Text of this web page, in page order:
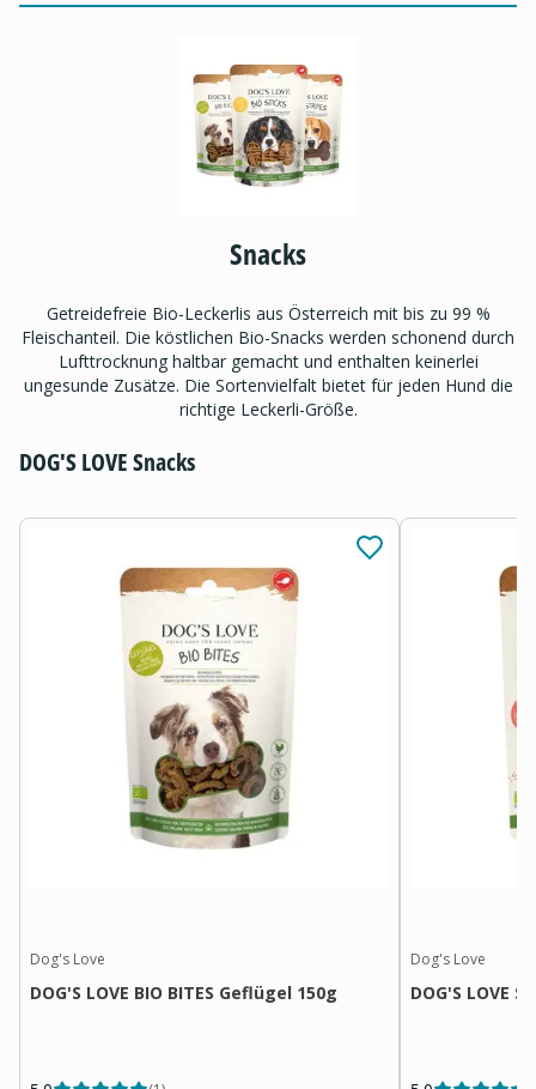
Snacks
Getreidefreie Bio-Leckerlis aus Österreich mit bis zu 99 %
Fleischanteil. Die köstlichen Bio-Snacks werden schonend durch
Lufttrocknung haltbar gemacht und enthalten keinerlei
ungesunde Zusätze. Die Sortenvielfalt bietet für jeden Hund die
richtige Leckerli-Größe.
DOG'S LOVE Snacks
Dog's Love
DOG'S LOVE BIO BITES Geflügel 150g
Dog's Love
DOG'S LOVE